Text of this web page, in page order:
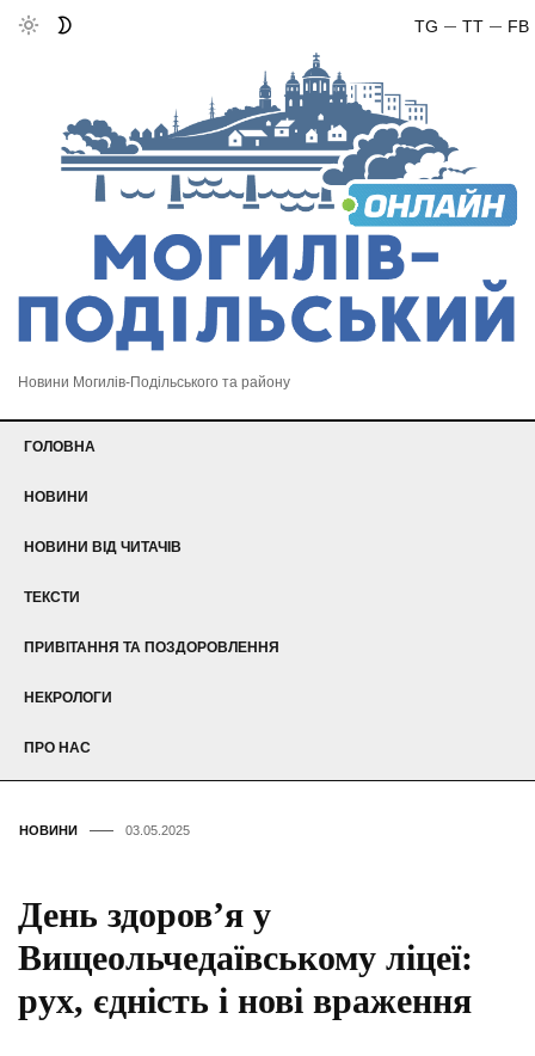
FB
TT
TG
Новини Могилів-Подільського та району
ГОЛОВНА
НОВИНИ
НОВИНИ ВІД ЧИТАЧІВ
ТЕКСТИ
ПРИВІТАННЯ ТА ПОЗДОРОВЛЕННЯ
НЕКРОЛОГИ
ПРО НАС
НОВИНИ 03.05.2025
День здоров’я у
Вищеольчедаївському ліцеї:
рух, єдність і нові враження